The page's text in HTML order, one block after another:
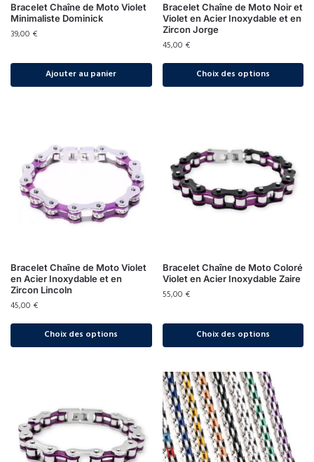
Bracelet Chaîne de Moto Violet
Minimaliste Dominick
39,00 €
Ajouter au panier
Bracelet Chaîne de Moto Noir et
Violet en Acier Inoxydable et en
Zircon Jorge
45,00 €
Choix des options
Bracelet Chaîne de Moto Violet
en Acier Inoxydable et en
Zircon Lincoln
45,00 €
Choix des options
Bracelet Chaîne de Moto Coloré
Violet en Acier Inoxydable Zaire
55,00 €
Choix des options